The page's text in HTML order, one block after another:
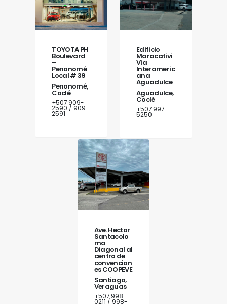
TOYOTA PH
Boulevard
–
Penonomé
Local # 39
Penonomé,
Coclé
+507 909-
2590 / 909-
2591
Edificio
Maracativi
Vía
Interameric
ana
Aguadulce
Aguadulce,
Coclé
+507 997-
5250
Ave. Hector
Santacolo
ma
Diagonal al
centro de
convencion
es COOPEVE
Santiago,
Veraguas
+507 998-
0211 / 998-